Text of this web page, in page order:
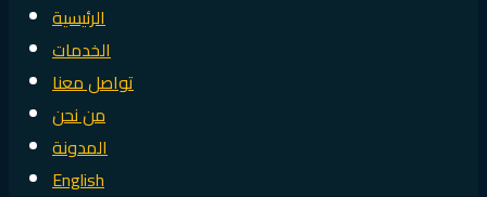
الرئيسية
الخدمات
تواصل معنا
من نحن
المدونة
English